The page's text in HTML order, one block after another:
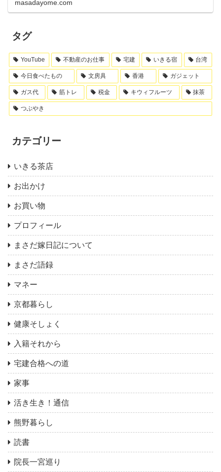
masadayome.com
タグ
YouTube 不動産のお仕事 宅建 いきる宿 台湾
今日食べたもの 文房具 香港 ガジェット
ガス代 筋トレ 税金 キウィフルーツ 抹茶
つぶやき
カテゴリー
いきる茶店
お出かけ
お買い物
プロフィール
まさだ嫁日記について
まさだ語録
マネー
京都暮らし
健康そしょく
入籍それから
宅建合格への道
家事
活き生き！通信
熊野暮らし
読書
院長一宮巡り